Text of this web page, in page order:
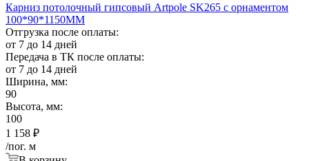
Карниз потолочный гипсовый Artpole SK265 с орнаментом
100*90*1150ММ
Отгрузка после оплаты:
от 7 до 14 дней
Передача в ТК после оплаты:
от 7 до 14 дней
Ширина, мм:
90
Высота, мм:
100
1 158 ₽
/пог. м